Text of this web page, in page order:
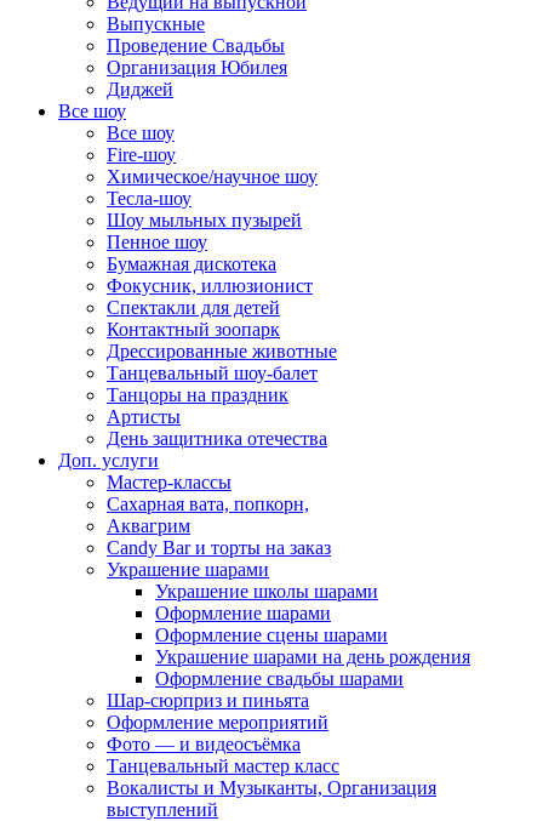
Выпускные
Проведение Свадьбы
Организация Юбилея
Диджей
Все шоу
Все шоу
Fire-шоу
Химическое/научное шоу
Тесла-шоу
Шоу мыльных пузырей
Пенное шоу
Бумажная дискотека
Фокусник, иллюзионист
Спектакли для детей
Контактный зоопарк
Дрессированные животные
Танцевальный шоу-балет
Танцоры на праздник
Артисты
День защитника отечества
Доп. услуги
Мастер-классы
Сахарная вата, попкорн,
Аквагрим
Candy Bar и торты на заказ
Украшение шарами
Украшение школы шарами
Оформление шарами
Оформление сцены шарами
Украшение шарами на день рождения
Оформление свадьбы шарами
Шар-сюрприз и пиньята
Оформление мероприятий
Фото — и видеосъёмка
Танцевальный мастер класс
Вокалисты и Музыканты, Организация
выступлений